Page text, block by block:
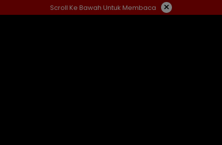
ke
Scroll Ke Bawah Untuk Membaca ×